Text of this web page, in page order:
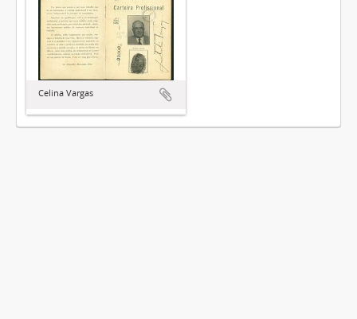
Celina Vargas